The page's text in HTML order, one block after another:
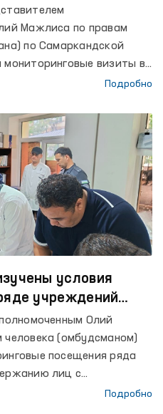
визиты
Мажлиса по правам
по Самаркандской
визиты в
лиц без определённого
областной центр
изоляторы
(ИВС) органов
района, а
и Каттакургана,
межрайонные
помощи лицам,
опьянения
научно-практического
психического здоровья
службе, расположенный в
для лиц с
Подробно
условия
учреждений
Олий
(омбудсманом)
посещения ряда
лиц с
передвижения вПодробно